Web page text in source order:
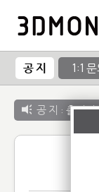
공 지 1:1
공 지 : 출력서